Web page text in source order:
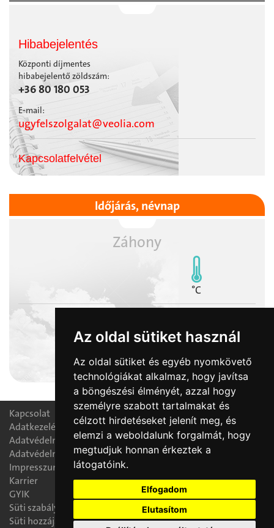
Az oldal sütiket használ
Az oldal sütiket és egyéb nyomkövető
technológiákat alkalmaz, hogy javítsa
a böngészési élményét, azzal hogy
személyre szabott tartalmakat és
célzott hirdetéseket jelenít meg, és
elemzi a weboldalunk forgalmát, hogy
megtudjuk honnan érkeztek a
látogatóink.
Elfogadom
Elutasítom
Hibabejelentés
Központi díjmentes
hibabejelentő zöldszám:
+36 80 180 053
E-mail:
ugyfelszolgalat@veolia.com
Kapcsolatfelvétel
Időjárás, névnap
Záhony
°C
Lőrinc napja
Kapcsolat
Adatkezelési nyilatkozat
Adatvédelmi tájékoztató
Adatvédelmi tisztségviselő
Impresszum
Karrier
GYIK
Süti szabályzat
Süti hozzájárulás módosítása